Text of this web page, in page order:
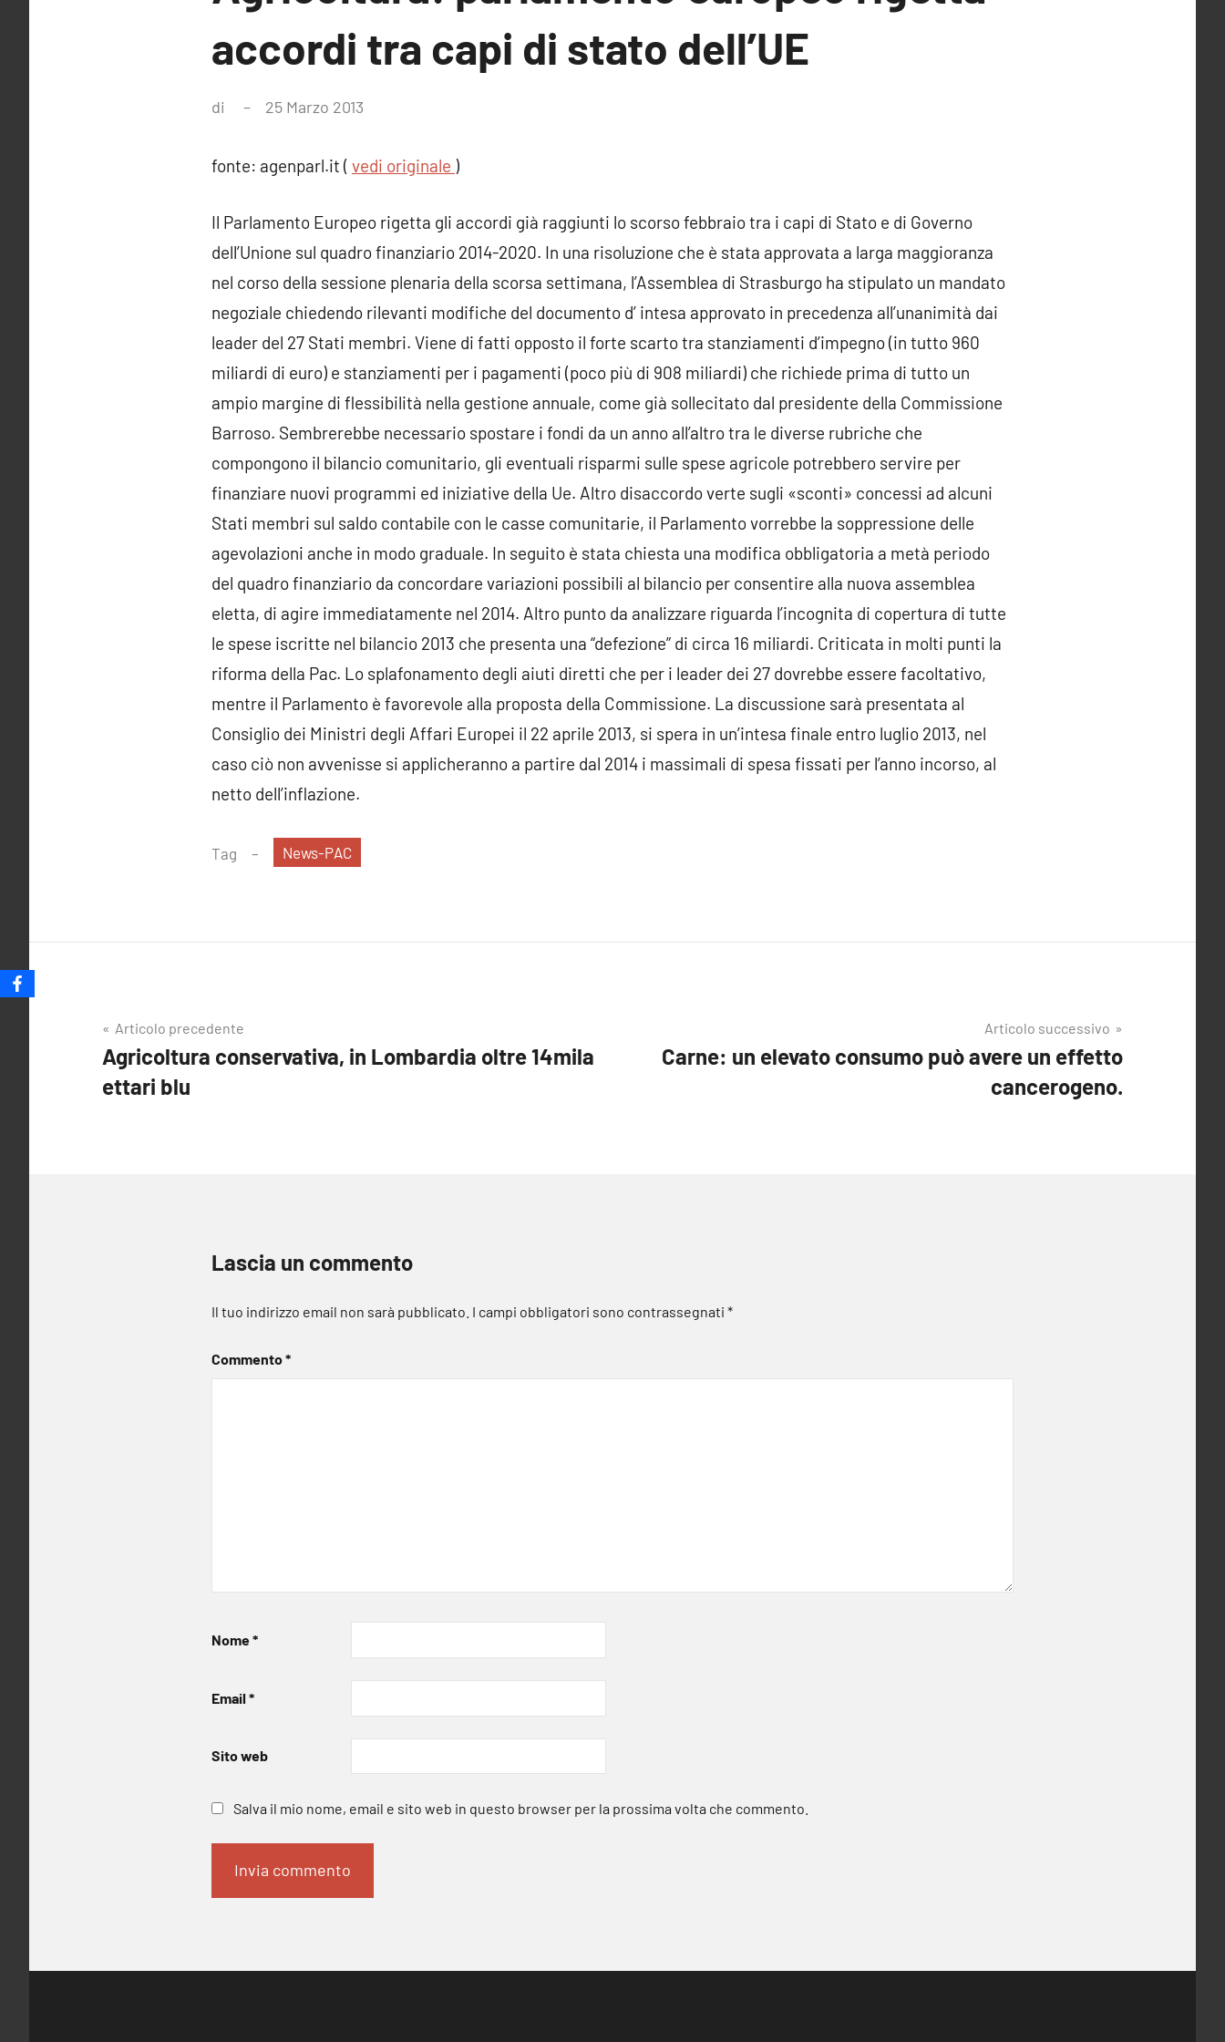
accordi tra capi di stato dell’UE
di 25 Marzo 2013
fonte: agenparl.it ( vedi originale )
Il Parlamento Europeo rigetta gli accordi già raggiunti lo scorso febbraio tra i capi di Stato e di Governo
dell’Unione sul quadro finanziario 2014-2020. In una risoluzione che è stata approvata a larga maggioranza
nel corso della sessione plenaria della scorsa settimana, l’Assemblea di Strasburgo ha stipulato un mandato
negoziale chiedendo rilevanti modifiche del documento d’ intesa approvato in precedenza all’unanimità dai
leader del 27 Stati membri. Viene di fatti opposto il forte scarto tra stanziamenti d’impegno (in tutto 960
miliardi di euro) e stanziamenti per i pagamenti (poco più di 908 miliardi) che richiede prima di tutto un
ampio margine di flessibilità nella gestione annuale, come già sollecitato dal presidente della Commissione
Barroso. Sembrerebbe necessario spostare i fondi da un anno all’altro tra le diverse rubriche che
compongono il bilancio comunitario, gli eventuali risparmi sulle spese agricole potrebbero servire per
finanziare nuovi programmi ed iniziative della Ue. Altro disaccordo verte sugli «sconti» concessi ad alcuni
Stati membri sul saldo contabile con le casse comunitarie, il Parlamento vorrebbe la soppressione delle
agevolazioni anche in modo graduale. In seguito è stata chiesta una modifica obbligatoria a metà periodo
del quadro finanziario da concordare variazioni possibili al bilancio per consentire alla nuova assemblea
eletta, di agire immediatamente nel 2014. Altro punto da analizzare riguarda l’incognita di copertura di tutte
le spese iscritte nel bilancio 2013 che presenta una “defezione” di circa 16 miliardi. Criticata in molti punti la
riforma della Pac. Lo splafonamento degli aiuti diretti che per i leader dei 27 dovrebbe essere facoltativo,
mentre il Parlamento è favorevole alla proposta della Commissione. La discussione sarà presentata al
Consiglio dei Ministri degli Affari Europei il 22 aprile 2013, si spera in un’intesa finale entro luglio 2013, nel
caso ciò non avvenisse si applicheranno a partire dal 2014 i massimali di spesa fissati per l’anno incorso, al
netto dell’inflazione.
Tag News-PAC
Navigazione
articoli
Articolo precedente
Agricoltura conservativa, in Lombardia oltre 14mila
ettari blu
Articolo successivo
Carne: un elevato consumo può avere un effetto
cancerogeno.
Lascia un commento
Il tuo indirizzo email non sarà pubblicato. I campi obbligatori sono contrassegnati *
Commento*
Nome*
Email *
Sito web
Salva il mio nome, email e sito web in questo browser per la prossima volta che commento.